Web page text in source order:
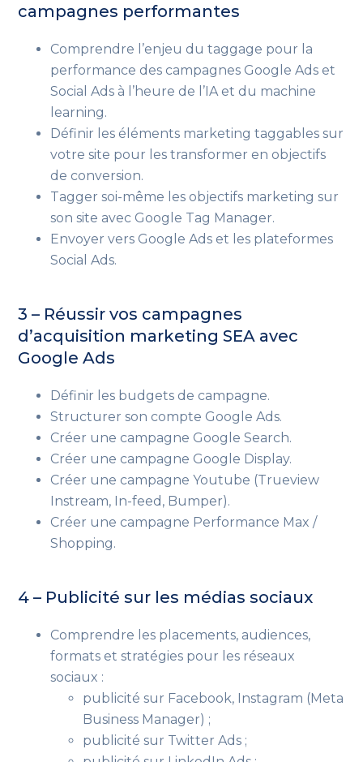
campagnes performantes
Comprendre l’enjeu du taggage pour la
performance des campagnes Google Ads et
Social Ads à l’heure de l’IA et du machine
learning.
Définir les éléments marketing taggables sur
votre site pour les transformer en objectifs
de conversion.
Tagger soi-même les objectifs marketing sur
son site avec Google Tag Manager.
Envoyer vers Google Ads et les plateformes
Social Ads.
3 – Réussir vos campagnes
d’acquisition marketing SEA avec
Google Ads
Définir les budgets de campagne.
Structurer son compte Google Ads.
Créer une campagne Google Search.
Créer une campagne Google Display.
Créer une campagne Youtube (Trueview
Instream, In-feed, Bumper).
Créer une campagne Performance Max /
Shopping.
4 – Publicité sur les médias sociaux
Comprendre les placements, audiences,
formats et stratégies pour les réseaux
sociaux :
publicité sur Facebook, Instagram (Meta
Business Manager) ;
publicité sur Twitter Ads ;